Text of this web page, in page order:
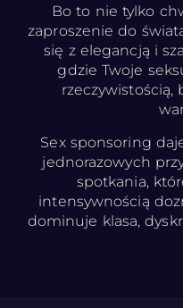
Bo to nie tylko
zaproszenie do
się z elegancją i
gdzie Twoje
rzeczywistością,
Sex sponsoring
jednorazowych
spotkania,
intensywnością
dominuje klasa,